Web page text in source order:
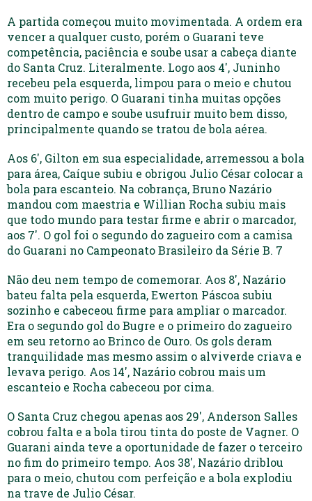
A partida começou muito movimentada. A ordem era
vencer a qualquer custo, porém o Guarani teve
competência, paciência e soube usar a cabeça diante
do Santa Cruz. Literalmente. Logo aos 4′, Juninho
recebeu pela esquerda, limpou para o meio e chutou
com muito perigo. O Guarani tinha muitas opções
dentro de campo e soube usufruir muito bem disso,
principalmente quando se tratou de bola aérea.
Aos 6′, Gilton em sua especialidade, arremessou a bola
para área, Caíque subiu e obrigou Julio César colocar a
bola para escanteio. Na cobrança, Bruno Nazário
mandou com maestria e Willian Rocha subiu mais
que todo mundo para testar firme e abrir o marcador,
aos 7′. O gol foi o segundo do zagueiro com a camisa
do Guarani no Campeonato Brasileiro da Série B. 7
Não deu nem tempo de comemorar. Aos 8′, Nazário
bateu falta pela esquerda, Ewerton Páscoa subiu
sozinho e cabeceou firme para ampliar o marcador.
Era o segundo gol do Bugre e o primeiro do zagueiro
em seu retorno ao Brinco de Ouro. Os gols deram
tranquilidade mas mesmo assim o alviverde criava e
levava perigo. Aos 14′, Nazário cobrou mais um
escanteio e Rocha cabeceou por cima.
O Santa Cruz chegou apenas aos 29′, Anderson Salles
cobrou falta e a bola tirou tinta do poste de Vagner. O
Guarani ainda teve a oportunidade de fazer o terceiro
no fim do primeiro tempo. Aos 38′, Nazário driblou
para o meio, chutou com perfeição e a bola explodiu
na trave de Julio César.